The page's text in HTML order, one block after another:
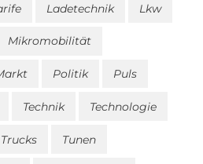
Ladetechnik Lkw
Mikromobilität
Politik Puls
Technik Technologie
Trucks Tunen